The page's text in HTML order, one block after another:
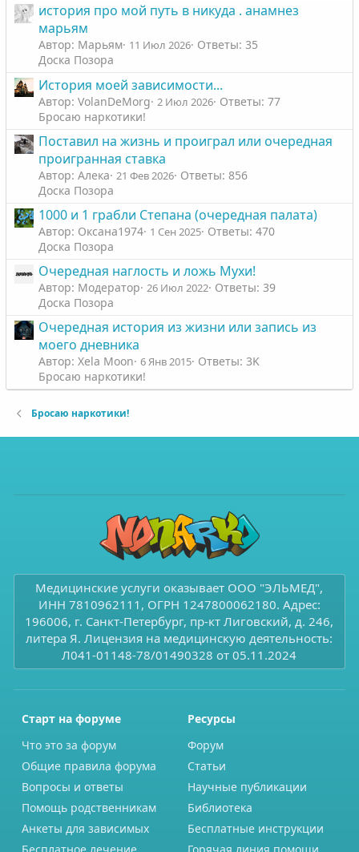
история про мой путь в никуда . анамнез
марьям
Автор: Марьям 11 Июл 2026 Ответы: 35
Доска Позора
История моей зависимости...
Автор: VolanDeMorg 2 Июл 2026 Ответы: 77
Бросаю наркотики!
Поставил на жизнь и проиграл или очередная
проигранная ставка
Автор: Алека 21 Фев 2026 Ответы: 856
Доска Позора
1000 и 1 грабли Степана (очередная палата)
Автор: Оксана1974 1 Сен 2025 Ответы: 470
Доска Позора
Очередная наглость и ложь Мухи!
Автор: Модератор 26 Июл 2022 Ответы: 39
Доска Позора
Очередная история из жизни или запись из
моего дневника
Автор: Xela Moon 6 Янв 2015 Ответы: 3K
Бросаю наркотики!
Бросаю наркотики!
Медицинские услуги оказывает ООО "ЭЛЬМЕД",
ИНН 7810962111, ОГРН 1247800062180. Адрес:
196006, г. Санкт-Петербург, пр-кт Лиговский, д. 246,
литера Я. Лицензия на медицинскую деятельность:
Л041-01148-78/01490328 от 05.11.2024
Старт на форуме
Что это за форум
Общие правила форума
Вопросы и ответы
Помощь родственникам
Анкеты для зависимых
Ресурсы
Форум
Статьи
Научные публикации
Библиотека
Бесплатные инструкции